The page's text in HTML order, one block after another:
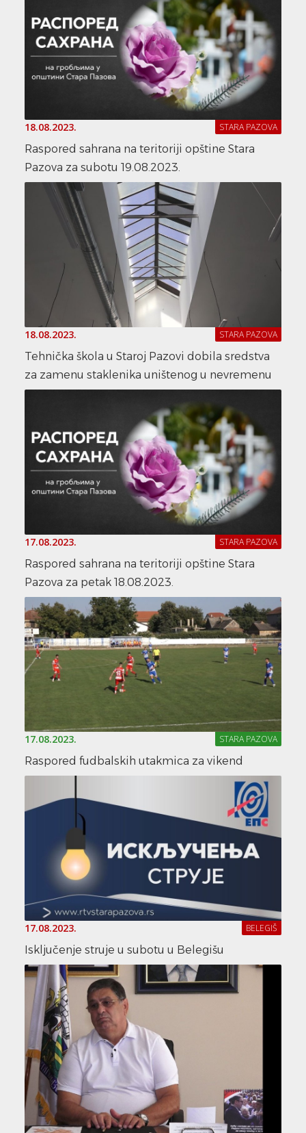
18.08.2023. STARA PAZOVA
Raspored sahrana na teritoriji opštine Stara
Pazova za subotu 19.08.2023.
18.08.2023. STARA PAZOVA
Tehnička škola u Staroj Pazovi dobila sredstva
za zamenu staklenika uništenog u nevremenu
17.08.2023. STARA PAZOVA
Raspored sahrana na teritoriji opštine Stara
Pazova za petak 18.08.2023.
17.08.2023. STARA PAZOVA
Raspored fudbalskih utakmica za vikend
17.08.2023. BELEGIŠ
Isključenje struje u subotu u Belegišu